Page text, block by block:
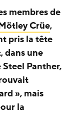
membres de
Crüe,
pris la tête
dans une
Panther,
», mais
la